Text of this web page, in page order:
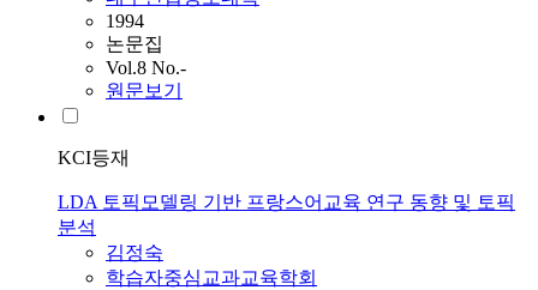
1994
논문집
Vol.8 No.-
원문보기
KCI등재
LDA 토픽모델링 기반 프랑스어교육 연구 동향 및 토픽
분석
김정숙
학습자중심교과교육학회